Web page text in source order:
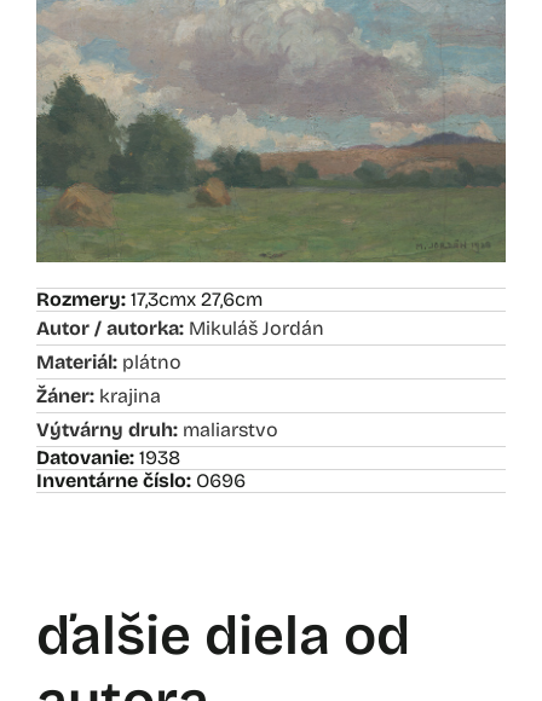
Rozmery: 17,3cmx 27,6cm
Autor / autorka: Mikuláš Jordán
Materiál: plátno
Žáner: krajina
Výtvárny druh: maliarstvo
Datovanie: 1938
Inventárne číslo: O696
ďalšie diela od